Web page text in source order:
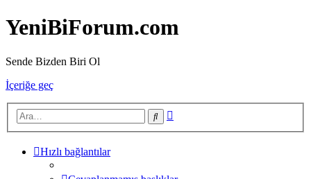
YeniBiForum.com
Sende Bizden Biri Ol
İçeriğe geç
Ara
Hızlı bağlantılar